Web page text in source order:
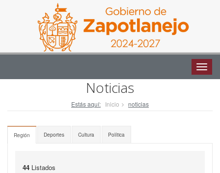
Noticias
Estás aquí: Inicio noticias
Región Deportes Cultura Política
44 Listados